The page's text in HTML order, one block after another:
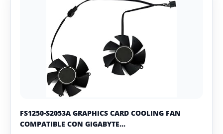
FS1250-S2053A GRAPHICS CARD COOLING FAN
COMPATIBLE CON GIGABYTE...